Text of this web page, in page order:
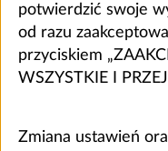
potwierdzić swoje
od razu
przyciskiem
WSZYSTKIE I
Zmiana ustawień